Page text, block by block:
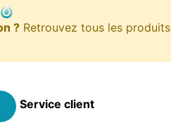
?Retrouvez tous les produits
Service client